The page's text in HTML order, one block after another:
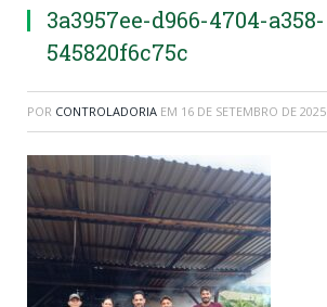
3a3957ee-d966-4704-a358-
545820f6c75c
POR CONTROLADORIA EM 16 DE SETEMBRO DE 2025